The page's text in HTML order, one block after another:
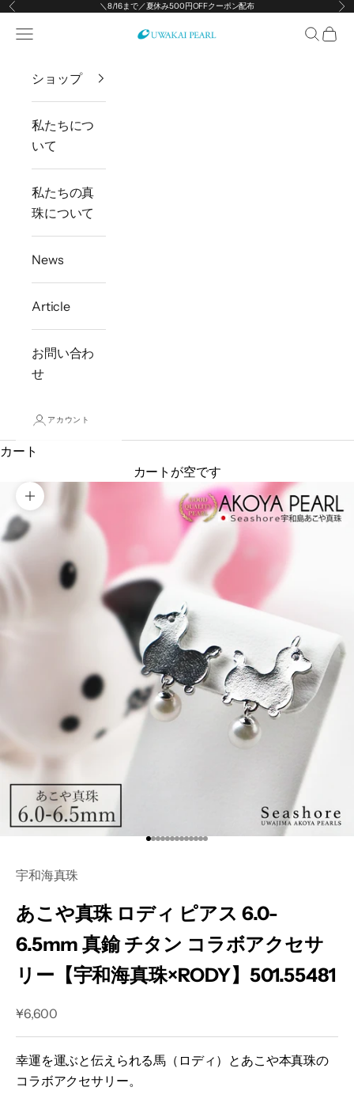
コンテンツへスキップ
前へ ＼8/16まで／夏休み500円OFFクーポン配布 次
宇和海真珠
メニューを開く 検索を
カー
ショップ
私たちにつ
いて
私たちの真
珠について
News
Article
お問い合わ
せ
アカウント
カート
カートが空です
ズームイン
I18n Error: Missing interpolation
I18n Error: Missing interpolation
I18n Error: Missing interpolation
I18n Error: Missing interpolation
I18n Error: Missing
I18n Error: Missing
I18n Error: Missing
I18n Error: Missing
I18n Error: Missing
I18n Error: Missing
I18n Error: Missing
I18n Error: Missing
I18n Error: Missing
宇和海真珠
あこや真珠 ロディ ピアス 6.0-
6.5mm 真鍮 チタン コラボアクセサ
リー【宇和海真珠×RODY】501.55481
セール価格
¥6,600
幸運を運ぶと伝えられる馬（ロディ）とあこや本真珠の
コラボアクセサリー。